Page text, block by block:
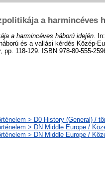
a harmincéves
a harmincéves háború idején.
és a vallási kérdés Közép-
118-129. ISBN 978-80-555-
> D0 History (General) /
> DN Middle Europe /
> DN Middle Europe /